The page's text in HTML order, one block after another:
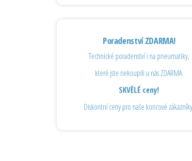
Poradenství ZDARMA!
Technické poradenství i na pneumatiky,
které jste nekoupili u nás ZDARMA.
SKVĚLÉ ceny!
Diskontní ceny pro naše koncové